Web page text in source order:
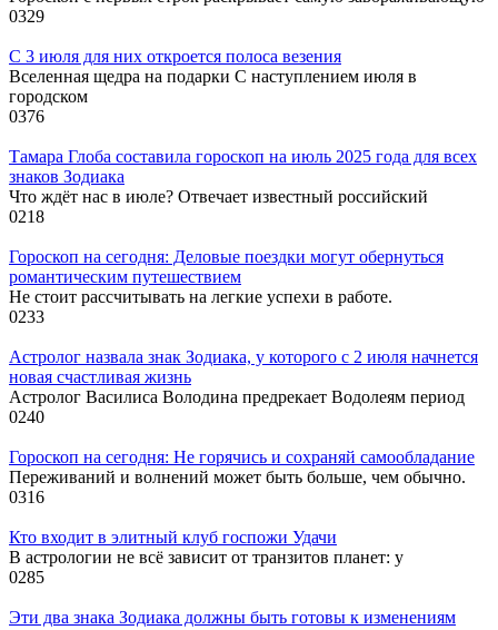
0329
С 3 июля для них откроется полоса везения
Вселенная щедра на подарки С наступлением июля в
городском
0376
Тамара Глоба составила гороскоп на июль 2025 года для всех
знаков Зодиака
Что ждёт нас в июле? Отвечает известный российский
0218
Гороскоп на сегодня: Деловые поездки могут обернуться
романтическим путешествием
Не стоит рассчитывать на легкие успехи в работе.
0233
Астролог назвала знак Зодиака, у которого с 2 июля начнется
новая счастливая жизнь
Астролог Василиса Володина предрекает Водолеям период
0240
Гороскоп на сегодня: Не горячись и сохраняй самообладание
Переживаний и волнений может быть больше, чем обычно.
0316
Кто входит в элитный клуб госпожи Удачи
В астрологии не всё зависит от транзитов планет: у
0285
Эти два знака Зодиака должны быть готовы к изменениям